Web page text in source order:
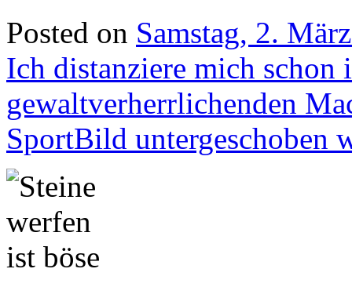
Posted on Samstag, 2.
Ich distanziere mich
gewaltverherrlichenden
SportBild untergeschoben